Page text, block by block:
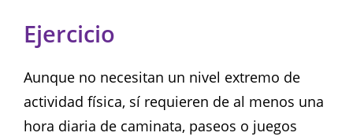
Ejercicio
Aunque no necesitan un nivel extremo de
actividad física, sí requieren de al menos una
hora diaria de caminata, paseos o juegos